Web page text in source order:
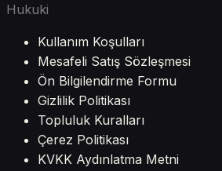
Hukuki
Kullanım Koşulları
Mesafeli Satış Sözleşmesi
Ön Bilgilendirme Formu
Gizlilik Politikası
Topluluk Kuralları
Çerez Politikası
KVKK Aydınlatma Metni